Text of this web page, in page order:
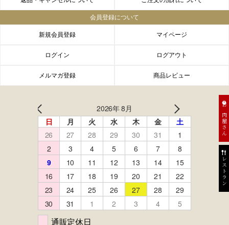
お肉屋さん
レストラン
会員登録について
新規会員登録 マイページ
ログイン ログアウト
メルマガ登録 商品レビュー